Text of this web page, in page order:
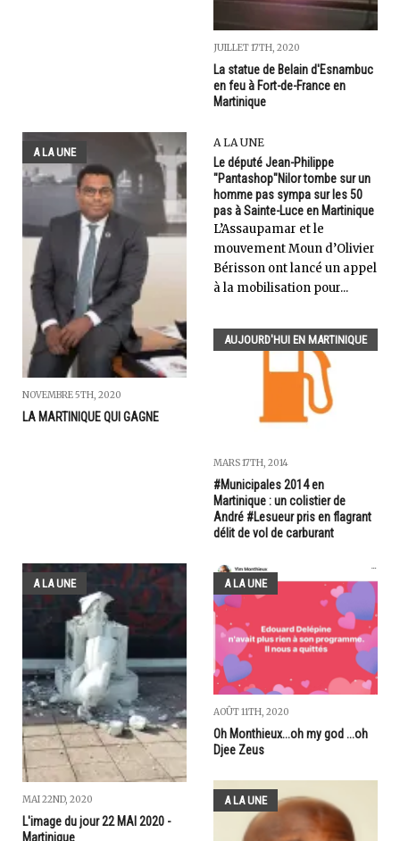
JUILLET 17TH, 2020
La statue de Belain d'Esnambuc
en feu à Fort-de-France en
Martinique
A LA UNE
NOVEMBRE 5TH, 2020
LA MARTINIQUE QUI GAGNE
A LA UNE
Le député Jean-Philippe
"Pantashop"Nilor tombe sur un
homme pas sympa sur les 50
pas à Sainte-Luce en Martinique
L’Assaupamar et le
mouvement Moun d’Olivier
Bérisson ont lancé un appel
à la mobilisation pour...
AUJOURD'HUI EN MARTINIQUE
MARS 17TH, 2014
#Municipales 2014 en
Martinique : un colistier de
André #Lesueur pris en flagrant
délit de vol de carburant
A LA UNE
MAI 22ND, 2020
L'image du jour 22 MAI 2020 -
Martinique
A LA UNE
AOÛT 11TH, 2020
Oh Monthieux...oh my god ...oh
Djee Zeus
A LA UNE